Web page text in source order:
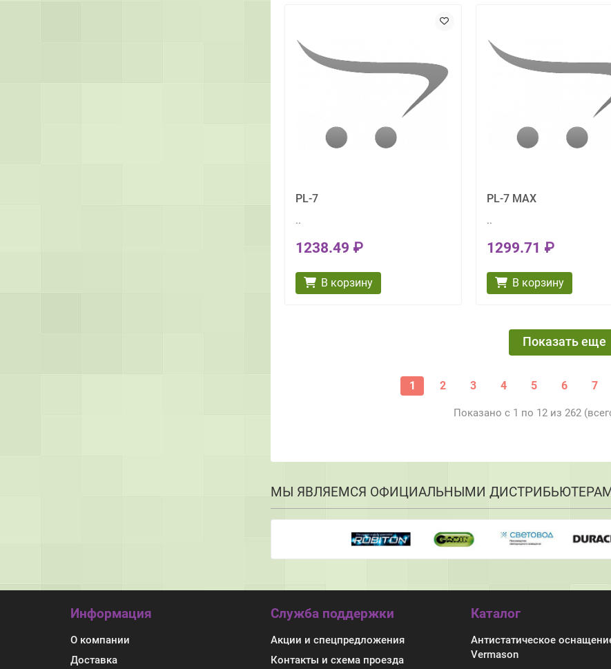
PL-7
..
1238.49 ₽
В корзину
PL-7 MAX
..
1299.71 ₽
В корзину
Показать еще
1 2 3 4 5 6 7
Показано с 1 по 12 из 262
МЫ ЯВЛЯЕМСЯ ОФИЦИАЛЬНЫМИ
Информация
О компании
Доставка
Служба поддержки
Акции и спецпредложения
Контакты и схема проезда
Каталог
Антистатическое
Vermason